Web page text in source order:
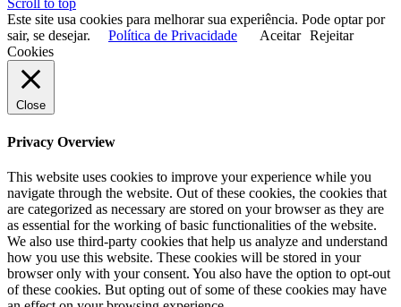
Scroll to top
Este site usa cookies para melhorar sua experiência. Pode optar por
sair, se desejar.
Política de Privacidade Aceitar Rejeitar
Cookies
Close
Privacy Overview
This website uses cookies to improve your experience while you
navigate through the website. Out of these cookies, the cookies that
are categorized as necessary are stored on your browser as they are
as essential for the working of basic functionalities of the website.
We also use third-party cookies that help us analyze and understand
how you use this website. These cookies will be stored in your
browser only with your consent. You also have the option to opt-out
of these cookies. But opting out of some of these cookies may have